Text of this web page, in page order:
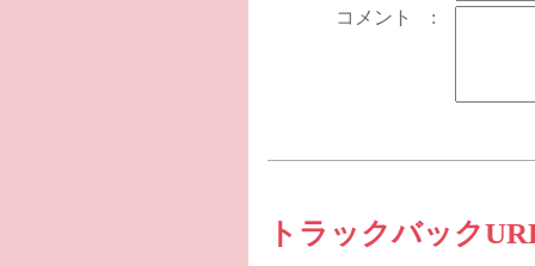
コメント :
トラックバック